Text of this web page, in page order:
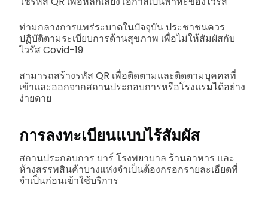
ท่ามกลางการแพร่ระบาดในปัจจุบัน ประชาชนควร
ปฏิบัติตามระเบียบการด้านสุขภาพ เพื่อไม่ให้สัมผัสกับ
ไวรัส Covid-19
สามารถสร้างรหัส QR เพื่อติดตามและติดตามบุคคลที่
เข้าและออกจากสถานประกอบการหรือโรงแรมได้อย่าง
ง่ายดาย
การลงทะเบียนแบบไร้สัมผัส
สถานประกอบการ บาร์ โรงพยาบาล ร้านอาหาร และ
ห้างสรรพสินค้าบางแห่งจำเป็นต้องกรอกรายละเอียดที่
จำเป็นก่อนเข้าใช้บริการ